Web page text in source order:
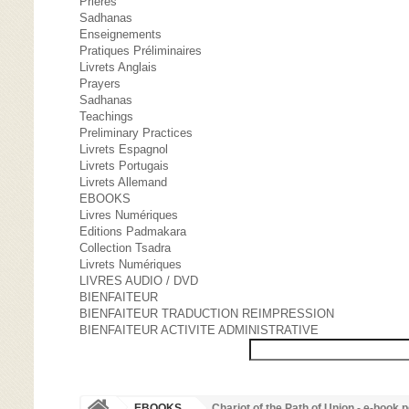
Sadhanas
Enseignements
Pratiques Préliminaires
Livrets Anglais
Prayers
Sadhanas
Teachings
Preliminary Practices
Livrets Espagnol
Livrets Portugais
Livrets Allemand
EBOOKS
Livres Numériques
Editions Padmakara
Collection Tsadra
Livrets Numériques
LIVRES AUDIO / DVD
BIENFAITEUR
BIENFAITEUR TRADUCTION REIMPRESSION
BIENFAITEUR ACTIVITE ADMINISTRATIVE